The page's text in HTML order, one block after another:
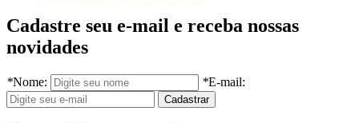
Cadastre seu e-mail e receba nossas
novidades
*Nome: *E-mail: